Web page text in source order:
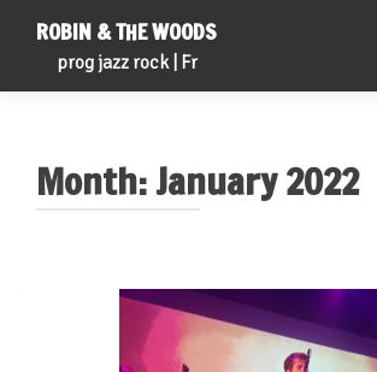
ROBIN & THE WOODS
prog jazz rock | Fr
Month:January 2022